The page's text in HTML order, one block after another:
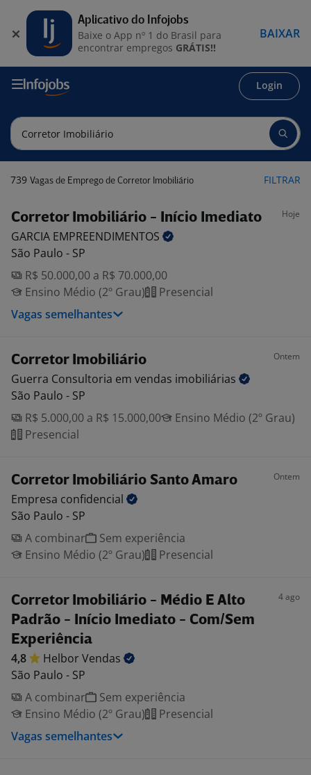
Login
739 Vagas de Emprego de Corretor Imobiliário FILTRAR
Corretor Imobiliário - Início Imediato Hoje
GARCIA EMPREENDIMENTOS
São Paulo - SP
R$ 50.000,00 a R$ 70.000,00
Ensino Médio (2º Grau)
Presencial
Vagas semelhantes
Corretor Imobiliário Ontem
Guerra Consultoria em vendas imobiliárias
São Paulo - SP
R$ 5.000,00 a R$ 15.000,00
Ensino Médio (2º Grau)
Presencial
Corretor Imobiliário Santo Amaro Ontem
Empresa confidencial
São Paulo - SP
A combinar
Sem experiência
Ensino Médio (2º Grau)
Presencial
Corretor Imobiliário - Médio E Alto
Padrão - Início Imediato - Com/Sem
Experiência
4 ago
4,8 HelborVendas
São Paulo - SP
A combinar
Sem experiência
Ensino Médio (2º Grau)
Presencial
Vagas semelhantes
Aplicativo do Infojobs
Baixe o App nº 1 do Brasil para
encontrar empregos GRÁTIS!!
BAIXAR